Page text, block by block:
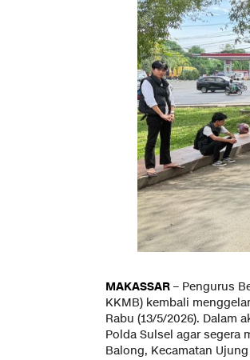
MAKASSAR – Pengurus
KKMB) kembali
Rabu (13/5/2026). Dalam
Polda Sulsel agar segera
Balong, Kecamatan